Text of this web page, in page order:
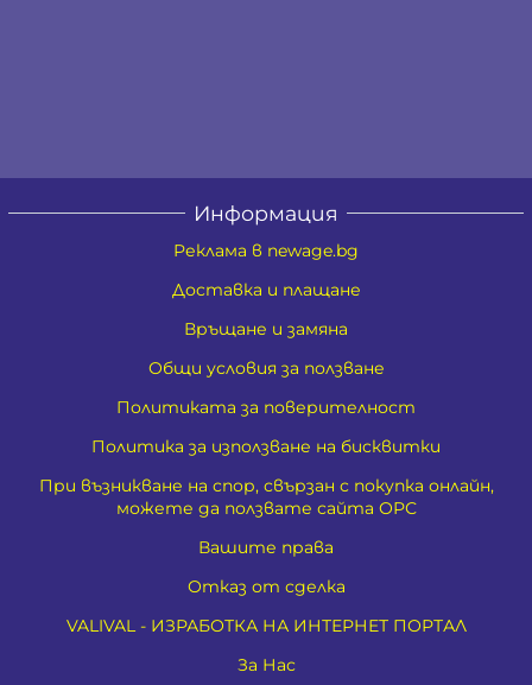
Информация
Реклама в newage.bg
Доставка и плащане
Връщане и замяна
Общи условия за ползване
Политиката за поверителност
Политика за използване на бисквитки
При възникване на спор, свързан с покупка онлайн,
можете да ползвате сайта ОРС
Вашите права
Отказ от сделка
VALIVAL - ИЗРАБОТКА НА ИНТЕРНЕТ ПОРТАЛ
За Нас